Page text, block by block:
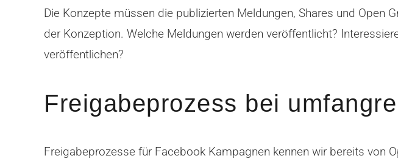
Die Konzepte müssen die publizierten Meldungen, Shares und Open
der Konzeption. Welche Meldungen werden veröffentlicht?
veröffentlichen?
Freigabeprozess bei
Freigabeprozesse für Facebook Kampagnen kennen wir bereits von